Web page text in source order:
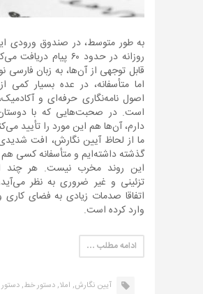
به طور متوسط، در صندوق ورودی
روزانه در حدود ۶۰ پیام
قابل توجهی از آن‌ها، به زبان فارسی
اما متأسفانه، در عده بسیار کمی
اصول نامه‌نگاری حرفه‌ای و
است. در صحبت‌هایی که با
دارم، آن‌ها هم این مورد را تأیید
ما از لحاظ آیین نگارش، افت
گذشته داشته‌ایم و متأسفانه کسی
این روند مخرب نیست. هر چند
تزئینی و غیر ضروری به نظر
اتفاقا صدمات زیادی به فضای کاری
وارد کرده است.
ادامه مطلب …
آیین نگارش, املا,دستور خط,دستور